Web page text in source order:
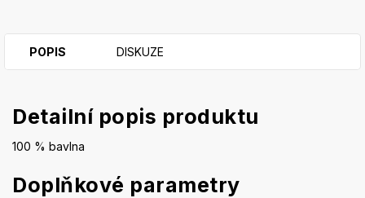
POPIS DISKUZE
Detailní popis produktu
100 % bavlna
Doplňkové parametry